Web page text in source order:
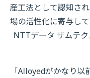
産工法として認知さ
場の活性化に寄与し
NTTデータ ザムテ
「Alloyedがかなり